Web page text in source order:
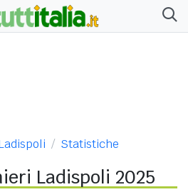
Statistiche
Ladispoli 2025